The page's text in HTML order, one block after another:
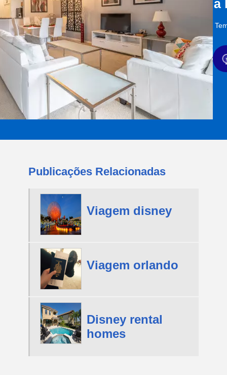
a
Publicações Relacionadas
Viagem disney
Viagem orlando
Disney rental
homes